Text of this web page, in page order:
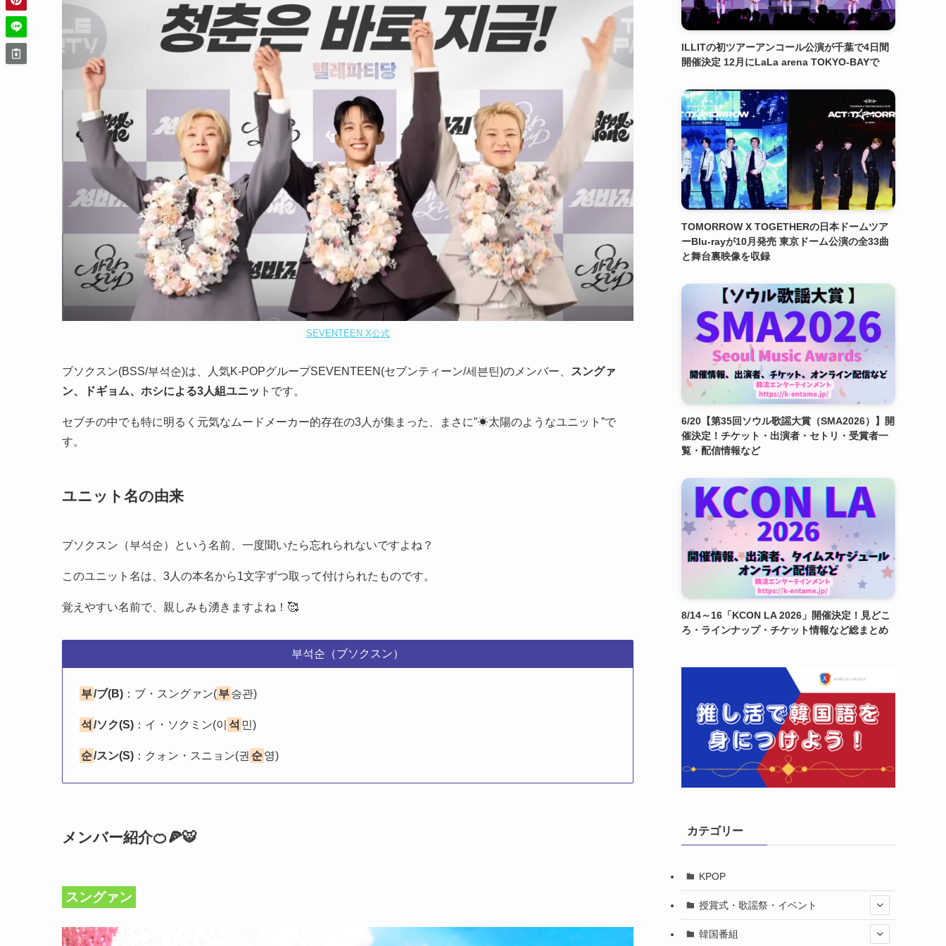
SEVENTEEN X公式
ブソクスン(BSS/부석순)は、人気K-POPグループSEVENTEEN(セブンティーン/세븐틴)のメンバー、
スングァ
ン、ドギョム、ホシによる3人組ユニッ トです。
セブチの中でも特に明るく元気なムードメーカー的存在の3人が集まった、まさに”☀太陽のようなユニット”で
す。
ユニット名の由来
ブソクスン（부석순）という名前、一度聞いたら忘れられないですよね？
このユニット名は、3人の本名から1文字ずつ取って付けられたものです。
覚えやすい名前で、親しみも湧きますよね！🥰
부석순（ブソクスン）
부/ブ(B) ：ブ・スングァン(부승관)
석 /ソク(S) ：イ・ソクミン(이 석 민)
순/スン(S) ：クォン・スニョン(권 순영)
メンバー紹介🍊🍕🐯
スングァン
ILLITの初ツアーアンコール公演が千葉で4日間
開催決定 12月にLaLa arena TOKYO-BAYで
TOMORROW X TOGETHERの日本ドームツア
ーBlu-rayが10月発売 東京ドーム公演の全33曲
と舞台裏映像を収録
6/20【第35回ソウル歌謡大賞（SMA2026）】開
催決定！チケット・出演者・セトリ・受賞者一
覧・配信情報など
8/14～16「KCON LA 2026」開催決定！見どこ
ろ・ラインナップ・チケット情報など総まとめ
カテゴリー
KPOP
授賞式・歌謡祭・イベント
韓国番組